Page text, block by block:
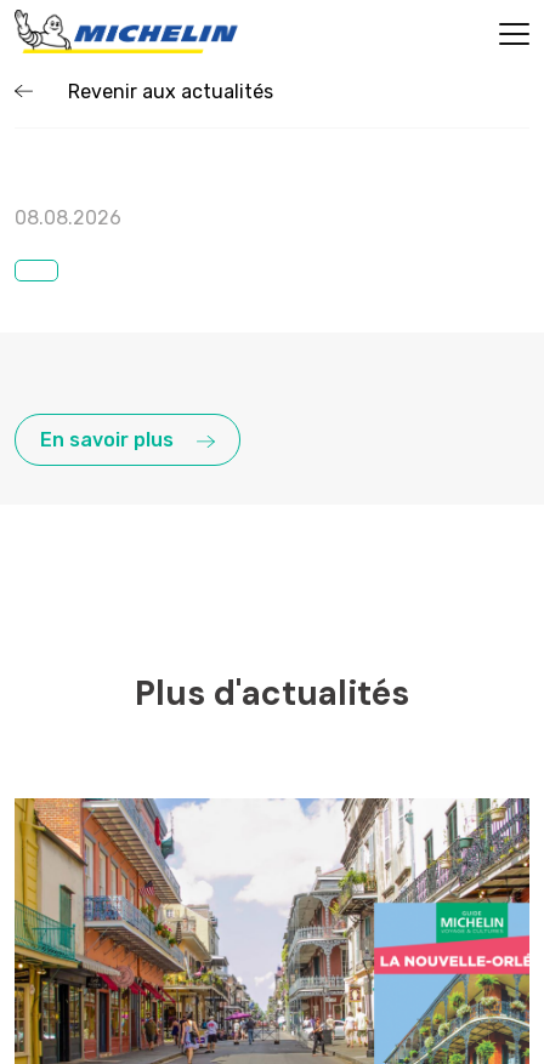
Revenir aux actualités
08.08.2026
En savoir plus
Plus d'actualités